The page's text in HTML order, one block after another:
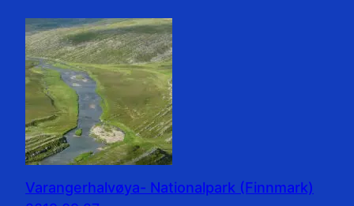
Varangerhalvøya- Nationalpark (Finnmark)